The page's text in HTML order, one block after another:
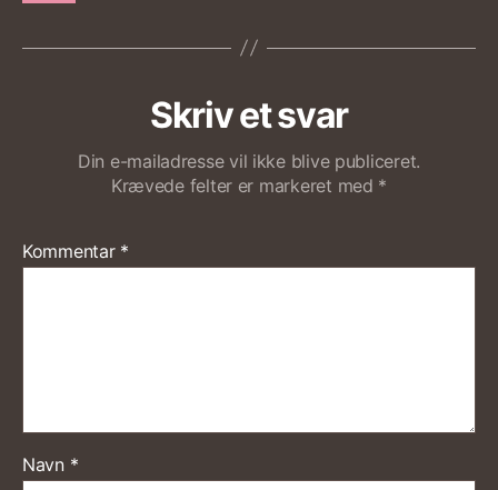
Skriv et svar
Din e-mailadresse vil ikke blive publiceret.
Krævede felter er markeret med *
Kommentar *
Navn *